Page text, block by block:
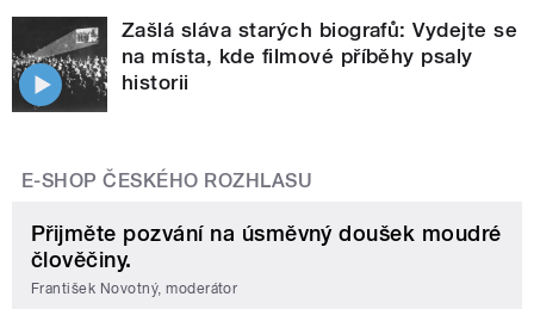
Zašlá sláva starých biografů: Vydejte se
na místa, kde filmové příběhy psaly
historii
E-SHOP ČESKÉHO ROZHLASU
Přijměte pozvání na úsměvný doušek moudré
člověčiny.
František Novotný, moderátor